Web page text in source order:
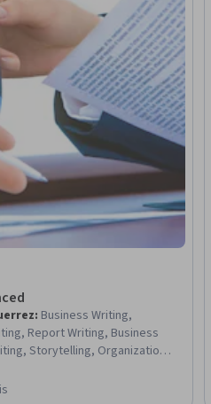
: Business Writing,
Report Writing, Business
Storytelling, Organizational
Concision, Target Audience,